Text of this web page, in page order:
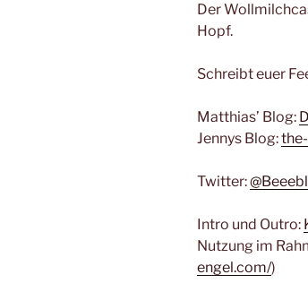
Der
Hopf.
Schreibt euer
Matthias’ Blog:
Jennys Blog:
Twitter:
Intro und Outro:
Nutzung im
engel.com/)